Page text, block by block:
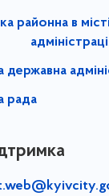
районна в
державна
рада